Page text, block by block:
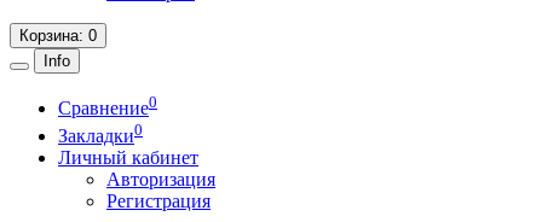
Корзина: 0
Info
Сравнение0
Закладки0
Личный кабинет
Авторизация
Регистрация